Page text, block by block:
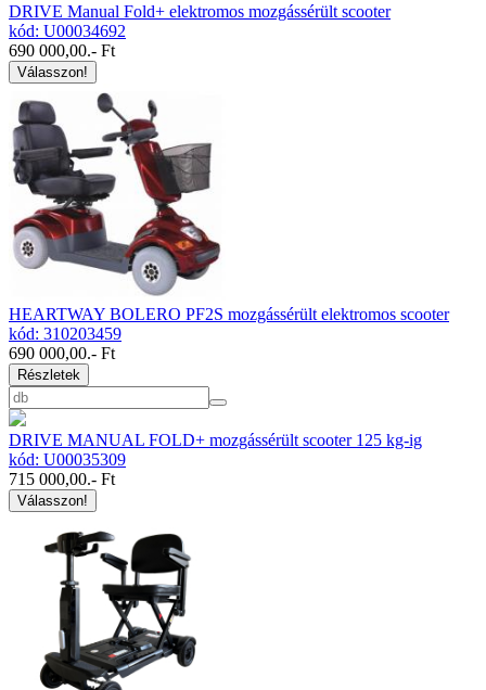
DRIVE Manual Fold+ elektromos mozgássérült scooter
kód: U00034692
690 000,00.- Ft
Válasszon!
HEARTWAY BOLERO PF2S mozgássérült elektromos scooter
kód: 310203459
690 000,00.- Ft
Részletek
DRIVE MANUAL FOLD+ mozgássérült scooter 125 kg-ig
kód: U00035309
715 000,00.- Ft
Válasszon!